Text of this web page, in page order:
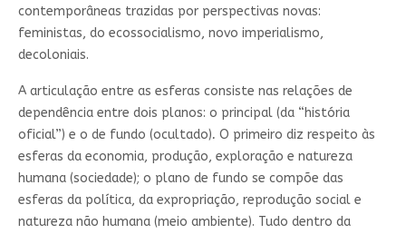
contemporâneas trazidas por perspectivas novas:
feministas, do ecossocialismo, novo imperialismo,
decoloniais.
A articulação entre as esferas consiste nas relações de
dependência entre dois planos: o principal (da “história
oficial”) e o de fundo (ocultado). O primeiro diz respeito às
esferas da economia, produção, exploração e natureza
humana (sociedade); o plano de fundo se compõe das
esferas da política, da expropriação, reprodução social e
natureza não humana (meio ambiente). Tudo dentro da